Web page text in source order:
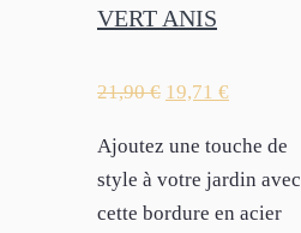
VERT ANIS
21,90€ 19,71 €
Ajoutez une touche de
style à votre jardin avec
cette bordure en acier